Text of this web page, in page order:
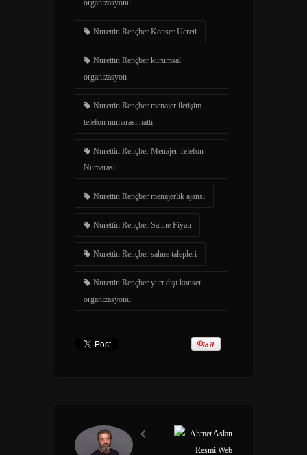
organizasyonu​
Nurettin Rençber Konser Ücreti
Nurettin Rençber kurumsal
organizasyon
Nurettin Rençber menajer iletişim
telefon numarası hattı
Nurettin Rençber Menajer Telefon
Numarası
Nurettin Rençber menajerlik ajansı
Nurettin Rençber Sahne Fiyatı
Nurettin Rençber sahne talepleri
Nurettin Rençber yurt dışı konser
organizasyonu